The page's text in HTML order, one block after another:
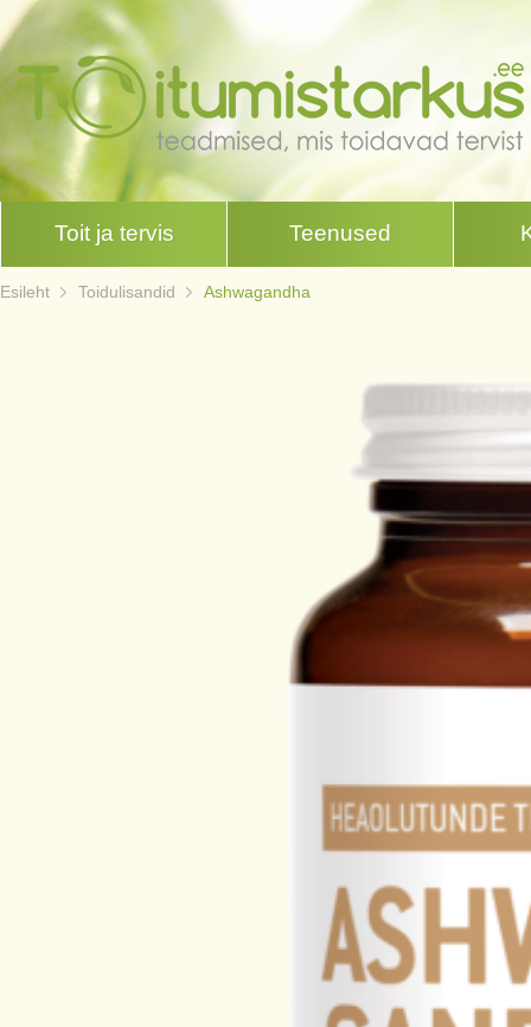
Toit ja tervis Teenused
Esileht Toidulisandid Ashwagandha